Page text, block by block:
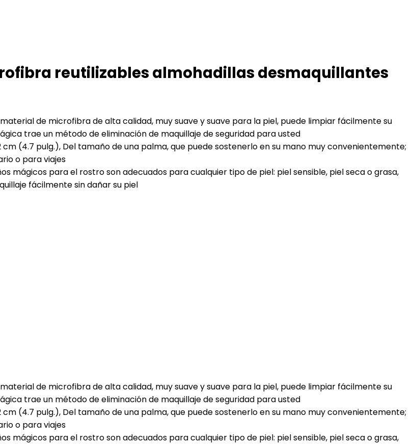
reutilizables almohadillas desmaquillantes
de material de microfibra de alta calidad, muy suave y suave para la piel, puede limpiar fácilmente su
trae un método de eliminación de maquillaje de seguridad para usted
12 cm (4.7 pulg.), Del tamaño de una palma, que puede sostenerlo en su mano muy convenientemente;
o para viajes
paños mágicos para el rostro son adecuados para cualquier tipo de piel: piel sensible, piel seca o grasa,
fácilmente sin dañar su piel
de material de microfibra de alta calidad, muy suave y suave para la piel, puede limpiar fácilmente su
trae un método de eliminación de maquillaje de seguridad para usted
12 cm (4.7 pulg.), Del tamaño de una palma, que puede sostenerlo en su mano muy convenientemente;
o para viajes
paños mágicos para el rostro son adecuados para cualquier tipo de piel: piel sensible, piel seca o grasa,